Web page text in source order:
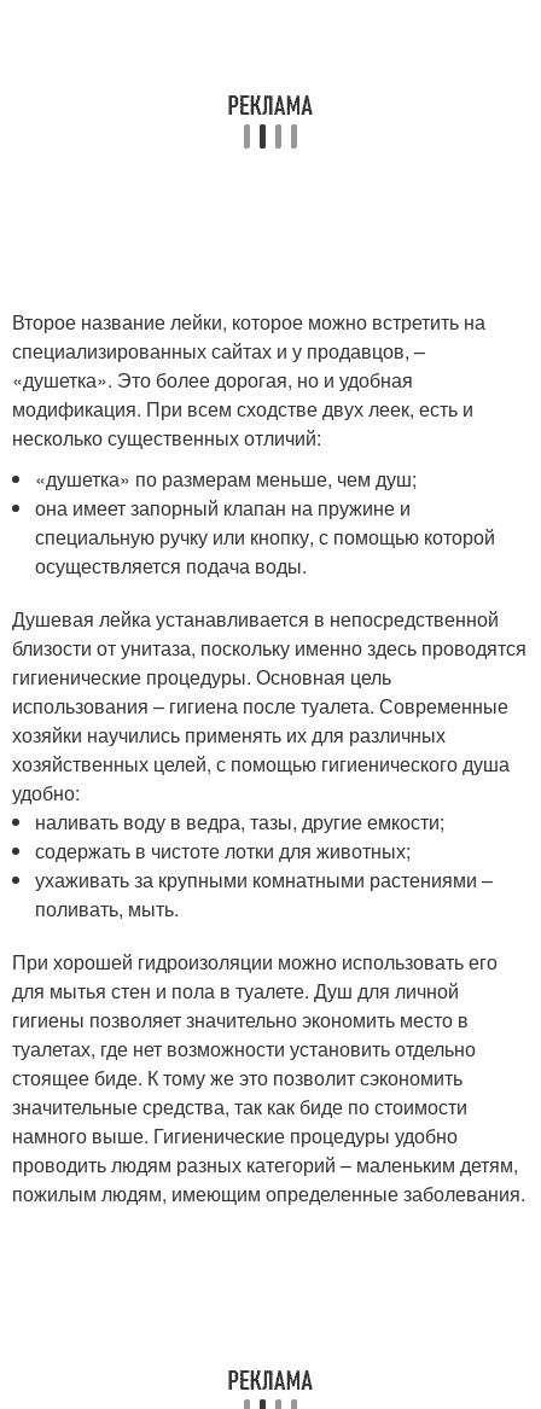
Второе название лейки, которое можно встретить на
специализированных сайтах и у продавцов, –
«душетка». Это более дорогая, но и удобная
модификация. При всем сходстве двух леек, есть и
несколько существенных отличий:
«душетка» по размерам меньше, чем душ;
она имеет запорный клапан на пружине и
специальную ручку или кнопку, с помощью которой
осуществляется подача воды.
Душевая лейка устанавливается в непосредственной
близости от унитаза, поскольку именно здесь проводятся
гигиенические процедуры. Основная цель
использования – гигиена после туалета. Современные
хозяйки научились применять их для различных
хозяйственных целей, с помощью гигиенического душа
удобно:
наливать воду в ведра, тазы, другие емкости;
содержать в чистоте лотки для животных;
ухаживать за крупными комнатными растениями –
поливать, мыть.
При хорошей гидроизоляции можно использовать его
для мытья стен и пола в туалете. Душ для личной
гигиены позволяет значительно экономить место в
туалетах, где нет возможности установить отдельно
стоящее биде. К тому же это позволит сэкономить
значительные средства, так как биде по стоимости
намного выше. Гигиенические процедуры удобно
проводить людям разных категорий – маленьким детям,
пожилым людям, имеющим определенные заболевания.